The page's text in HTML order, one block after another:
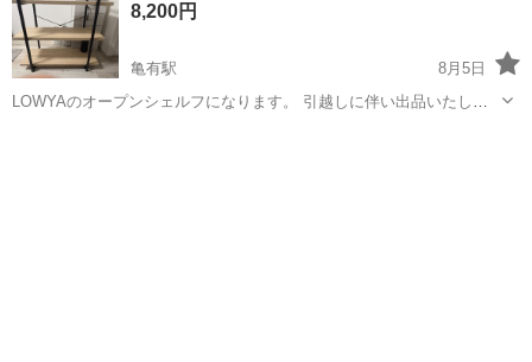
8,200円
亀有駅
8月5日
LOWYAのオープンシェルフになります。 引越しに伴い出品いたしま